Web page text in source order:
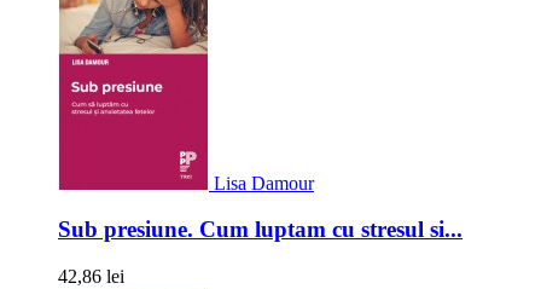
Lisa Damour
Sub presiune. Cum luptam cu stresul si...
42,86 lei